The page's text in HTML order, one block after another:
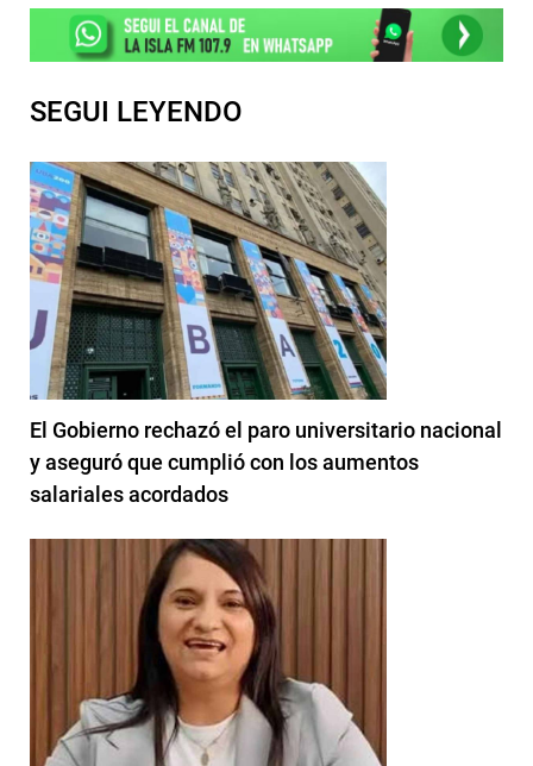
SEGUI LEYENDO
El Gobierno rechazó el paro universitario nacional
y aseguró que cumplió con los aumentos
salariales acordados